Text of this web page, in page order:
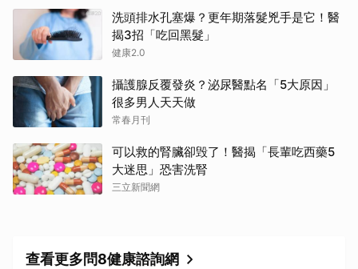
洗頭排水孔塞爆？更年期落髮兇手是它！醫
揭3招「吃回黑髮」
健康2.0
攝護腺反覆發炎？泌尿醫點名「5大原因」
很多男人天天做
常春月刊
可以救的腎臟卻毁了！醫揭「長輩吃西藥5
大迷思」恐害洗腎
三立新聞網
查看更多問8健康諮詢網